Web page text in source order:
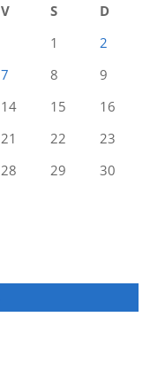
V S
D
1
2
7 8
9
14 15
16
21 22
23
28 29
30